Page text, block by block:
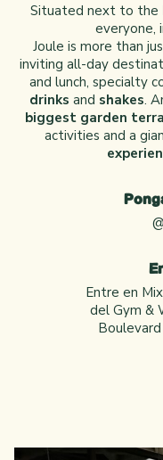
Situated next to the
everyone,
Joule is more than
inviting all-day
and lunch, specialty
drinks and shakes.
biggest garden
activities and a
Entre en
del Gym &